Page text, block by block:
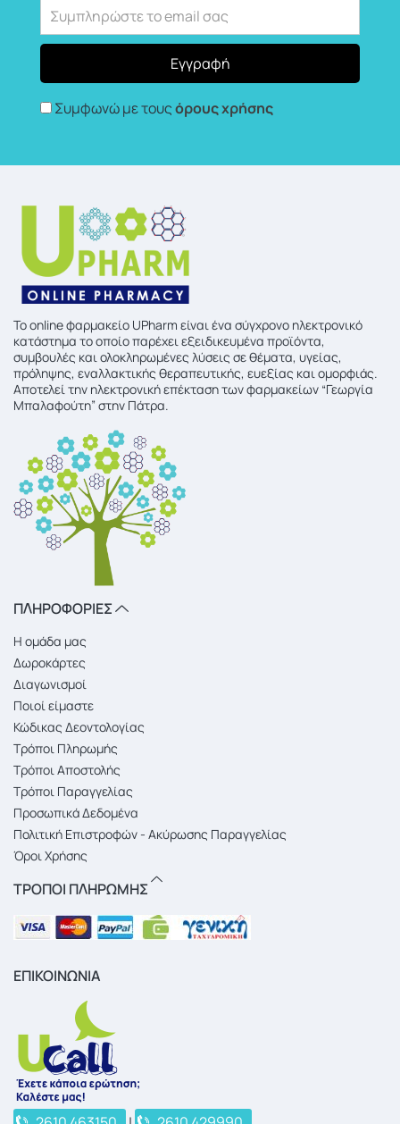
Συμφωνώ με τουςόρους χρήσης
To online φαρμακείο UPharm είναι ένα σύγχρονο ηλεκτρονικό
κατάστημα το οποίο παρέχει εξειδικευμένα προϊόντα,
συμβουλές και ολοκληρωμένες λύσεις σε θέματα, υγείας,
πρόληψης, εναλλακτικής θεραπευτικής, ευεξίας και ομορφιάς.
Αποτελεί την ηλεκτρονική επέκταση των φαρμακείων “Γεωργία
Μπαλαφούτη” στην Πάτρα.
ΠΛΗΡΟΦΟΡΙΕΣ
Η ομάδα μας
Δωροκάρτες
Διαγωνισμοί
Ποιοί είμαστε
Κώδικας Δεοντολογίας
Τρόποι Πληρωμής
Τρόποι Αποστολής
Τρόποι Παραγγελίας
Προσωπικά Δεδομένα
Πολιτική Επιστροφών - Ακύρωσης Παραγγελίας
Όροι Χρήσης
ΤΡΟΠΟΙ ΠΛΗΡΩΜΗΣ
ΕΠΙΚΟΙΝΩΝΙΑ